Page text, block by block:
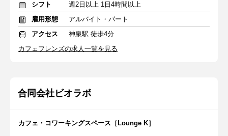
シフト
週2日以上 1日4時間以上
雇用形態
アルバイト・パート
アクセス
神泉駅 徒歩4分
カフェフレンズの求人一覧を見る
合同会社ビオラボ
カフェ・コワーキングスペース［Lounge K］